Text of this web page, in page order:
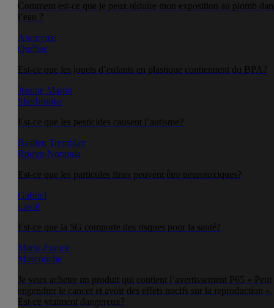
Comment est-ce que je peux réduire mon exposition au plomb
l’eau ?
Anonyme
Québec
Est-ce que les jouets d’enfants en plastique contiennent du BPA?
Jeanne Martin
Sherbrooke
Est-ce que les pesticides causent l’autisme?
Bastien Tremblay
Rouyn-Noranda
Est-ce que les particules fines peuvent être neurotoxiques?
Gabriel
Laval
Est-ce que la 5G comporte des risques pour la santé?
Marie-France
Mascouche
Je veux acheter un produit qui contient l’avertissement P65 « Peut
engendrer le cancer et avoir des effets nocifs sur la reproduction ».
Est-ce vraiment dangereux?